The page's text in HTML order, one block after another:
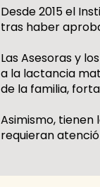
Desde 2015 el
tras haber
Las Asesoras y
a la lactancia
de la familia,
Asimismo,
requieran